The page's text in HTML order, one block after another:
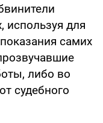
используя для
самих
либо во
судебного